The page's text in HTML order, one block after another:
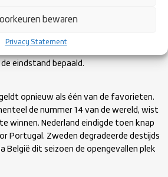
bewaren
Privacy Statement
wordt gespeeld in een poule van
eindstand bepaald.
opnieuw als één van de favorieten.
de nummer 14 van de wereld, wist
winnen. Nederland eindigde toen knap
Portugal. Zweden degradeerde destijds
België dit seizoen de opengevallen plek